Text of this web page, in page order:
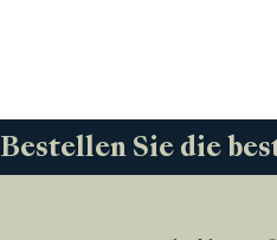
Bestellen Sie die